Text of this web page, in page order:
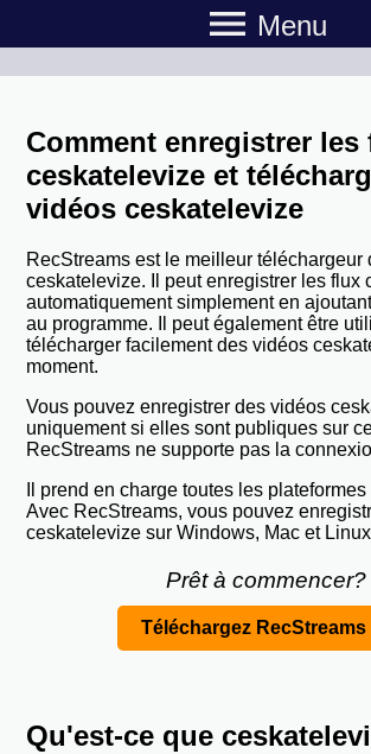
menu Menu
Comment enregistrer les
ceskatelevize et
vidéos ceskatelevize
RecStreams est le meilleur téléchargeur
ceskatelevize. Il peut enregistrer les flux
automatiquement simplement en
au programme. Il peut également être
télécharger facilement des vidéos
moment.
Vous pouvez enregistrer des vidéos
uniquement si elles sont publiques sur
RecStreams ne supporte pas la
Il prend en charge toutes les
Avec RecStreams, vous pouvez
ceskatelevize sur Windows, Mac et
Prêt à commencer?
Téléchargez RecStreams
Qu'est-ce que